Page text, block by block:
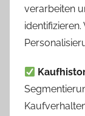
verarbeiten